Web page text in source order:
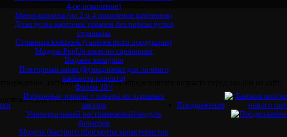
4-ое поколение)
Мини-корзина (на 2 и 4 поколение шаблонов)
Дозагрузка карточек товаров без перезагрузки
страницы
Страница lookbook (галерея фото продукции)
Модуль PopUp окон по сценариям
Виджет instagram
Повторный заказ (функционал для личного
кабинета клиента)
Форма 18+
Избранные товары + товары из прошлых
заказов
Универсальный настраиваемый модуль
баннеров
Модуль быстрого просмотра характеристик
Продвижение
достижения клиентом определенного возраста перед входом на сайт.
для сексшопов.